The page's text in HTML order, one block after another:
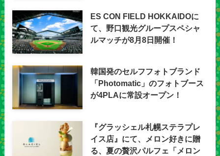
ES CON FIELD HOKKAIDOに
て、野口観光グループスペシャ
ルマッチが8月8日開催！
韓国発のセルフフォトブランド
「Photomatic」のフォトブース
が4PLAに常設オープン！
『グラッシェル札幌ステラプレ
イス店』にて、メロン好きに贈
る、夏の贅沢パルフェ「メロン